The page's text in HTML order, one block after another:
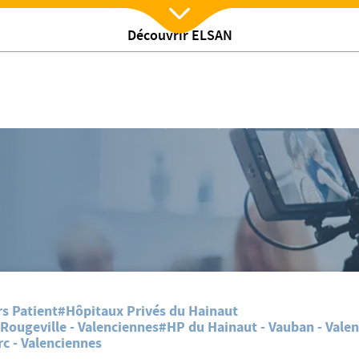
Découvrir ELSAN
Parc" par l'Observateur du Valenciennois
Nx:Afficher menu
nouvelle unité douleur chronique à la Polyclinique du Parc" par
Patient#Hôpitaux Privés du Hainaut
- Valenciennes#HP du Hainaut - Vauban -
- Valenciennes